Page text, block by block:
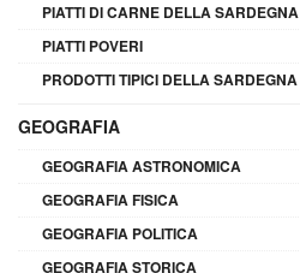
PIATTI DI CARNE DELLA SARDEGNA
PIATTI POVERI
PRODOTTI TIPICI DELLA SARDEGNA
GEOGRAFIA
GEOGRAFIA ASTRONOMICA
GEOGRAFIA FISICA
GEOGRAFIA POLITICA
GEOGRAFIA STORICA